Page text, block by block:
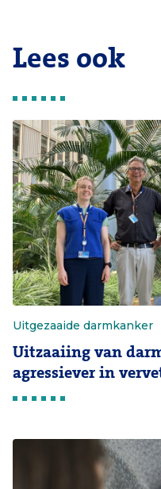
Lees ook
Uitgezaaide darmkanker
Uitzaaiing van
agressiever in